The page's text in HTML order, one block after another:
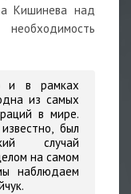
Кишинева над
и в рамках
из самых
в мире.
был
случай
на самом
наблюдаем